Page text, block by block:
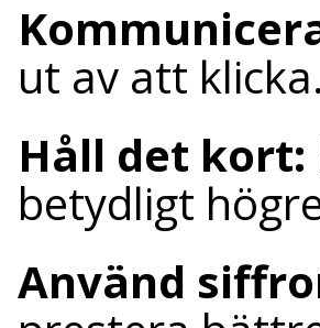
ut av att klicka.
Håll det kort:
betydligt
Använd